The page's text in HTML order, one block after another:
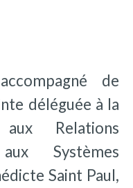
de
déléguée à la
Relations
Systèmes
Saint Paul,